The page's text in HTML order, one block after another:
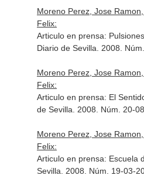
Moreno Perez, Jose
Felix:
Articulo en prensa:
Diario de Sevilla . 2008.
Moreno Perez, Jose
Felix:
Articulo en prensa: El
de Sevilla . 2008. Núm. 20-
Moreno Perez, Jose
Felix:
Articulo en prensa: Escuela
Sevilla . 2008. Núm. 19-03-